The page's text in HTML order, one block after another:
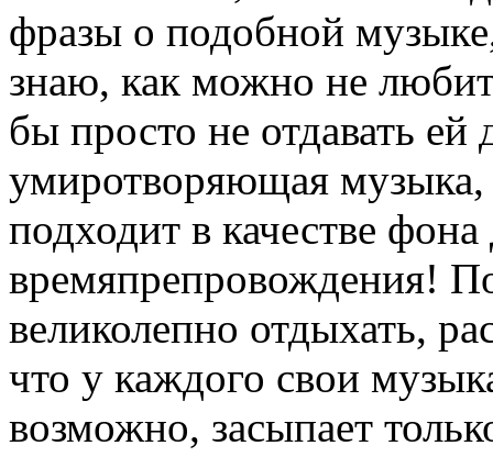
фразы о подобной
знаю, как можно не
бы просто не отдавать
умиротворяющая музыка,
подходит в качестве
времяпрепровождения!
великолепно отдыхать,
что у каждого свои
возможно, засыпает